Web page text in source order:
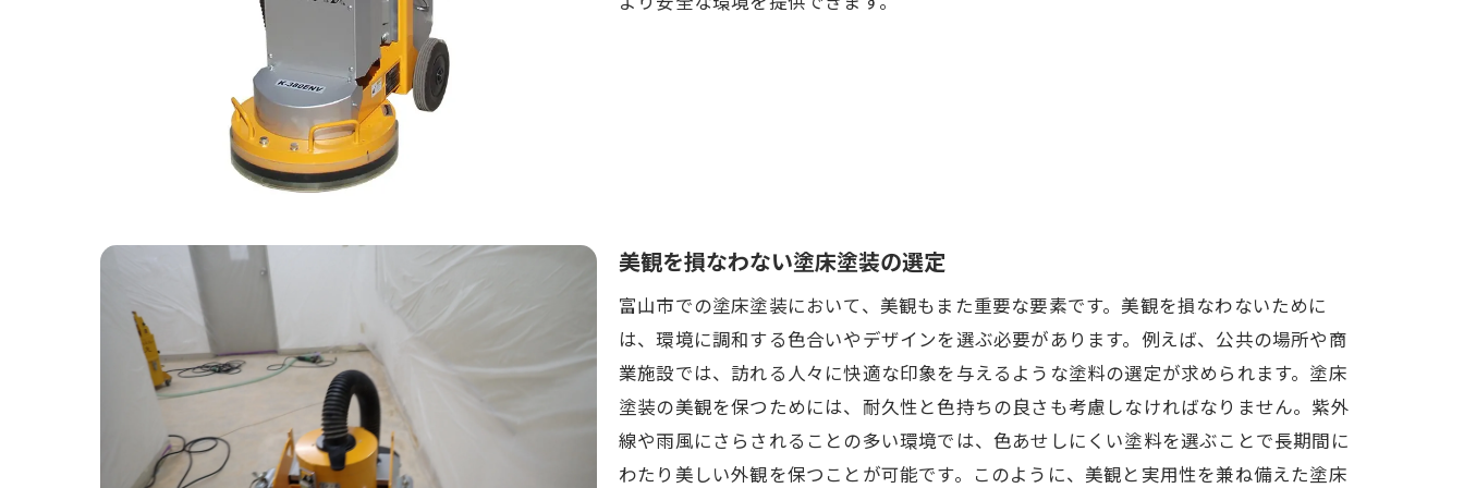
選定に役立つ用途別チェックリスト
現場調査から始める選定方法
長期的視点に立った選定計画の重要性
クライアントとのコミュニケーション方法
お客様の満足度を高めるための工夫
理想の塗床塗装を実現するための富山市での準備と手順
施工前に必要な準備作業一覧
美観を損なわない塗床塗装の選定
富山市での塗床塗装において、美観もまた重要な要素です。美観を損なわないために
は、環境に調和する色合いやデザインを選ぶ必要があります。例えば、公共の場所や商
業施設では、訪れる人々に快適な印象を与えるような塗料の選定が求められます。塗床
塗装の美観を保つためには、耐久性と色持ちの良さも考慮しなければなりません。紫外
線や雨風にさらされることの多い環境では、色あせしにくい塗料を選ぶことで長期間に
わたり美しい外観を保つことが可能です。このように、美観と実用性を兼ね備えた塗床